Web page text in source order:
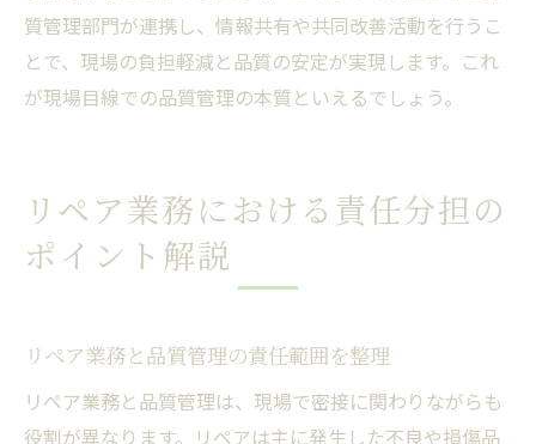
質管理部門が連携し、情報共有や共同改善活動を行うこ
とで、現場の負担軽減と品質の安定が実現します。これ
が現場目線での品質管理の本質といえるでしょう。
リペア業務における責任分担の
ポイント解説
リペア業務と品質管理の責任範囲を整理
リペア業務と品質管理は、現場で密接に関わりながらも
役割が異なります。リペアは主に発生した不良や損傷品